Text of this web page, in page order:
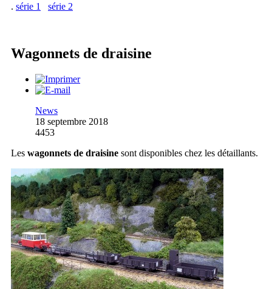
. série 1 série 2
Wagonnets de draisine
News
18 septembre 2018
4453
Les wagonnets de draisine sont disponibles chez les détaillants.